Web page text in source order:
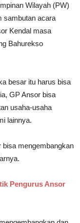
Wilayah (PW)
sambutan acara
Kendal masa
Bahurekso
besar itu harus bisa
GP Ansor bisa
usaha-usaha
lainnya.
bisa mengembangkan
Pengurus Ansor